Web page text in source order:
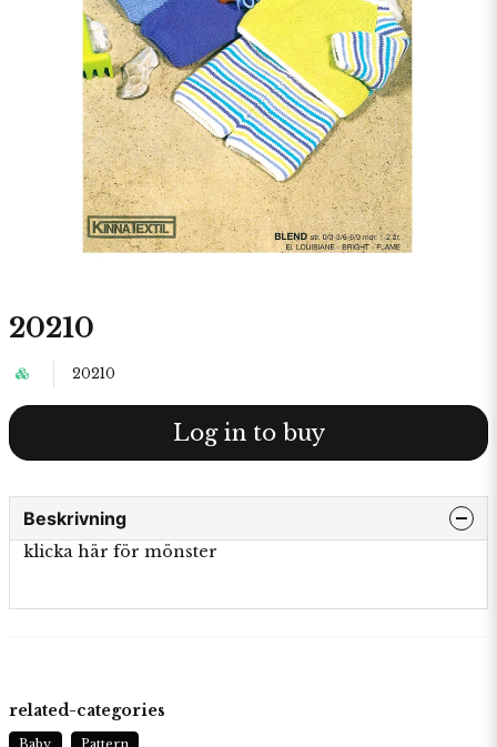
20210
20210
Log in to buy
Beskrivning
klicka här för mönster
related-categories